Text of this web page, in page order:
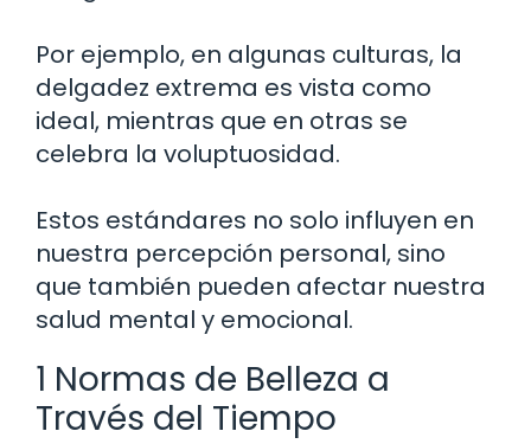
Por ejemplo, en algunas culturas, la
delgadez extrema es vista como
ideal, mientras que en otras se
celebra la voluptuosidad.
Estos estándares no solo influyen en
nuestra percepción personal, sino
que también pueden afectar nuestra
salud mental y emocional.
1 Normas de Belleza a
Través del Tiempo